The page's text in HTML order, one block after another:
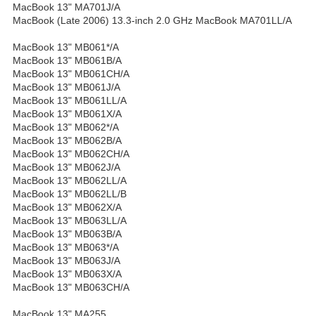
MacBook 13" MA701J/A
MacBook (Late 2006) 13.3-inch 2.0 GHz MacBook MA701LL/A
MacBook 13" MB061*/A
MacBook 13" MB061B/A
MacBook 13" MB061CH/A
MacBook 13" MB061J/A
MacBook 13" MB061LL/A
MacBook 13" MB061X/A
MacBook 13" MB062*/A
MacBook 13" MB062B/A
MacBook 13" MB062CH/A
MacBook 13" MB062J/A
MacBook 13" MB062LL/A
MacBook 13" MB062LL/B
MacBook 13" MB062X/A
MacBook 13" MB063LL/A
MacBook 13" MB063B/A
MacBook 13" MB063*/A
MacBook 13" MB063J/A
MacBook 13" MB063X/A
MacBook 13" MB063CH/A
MacBook 13" MA255